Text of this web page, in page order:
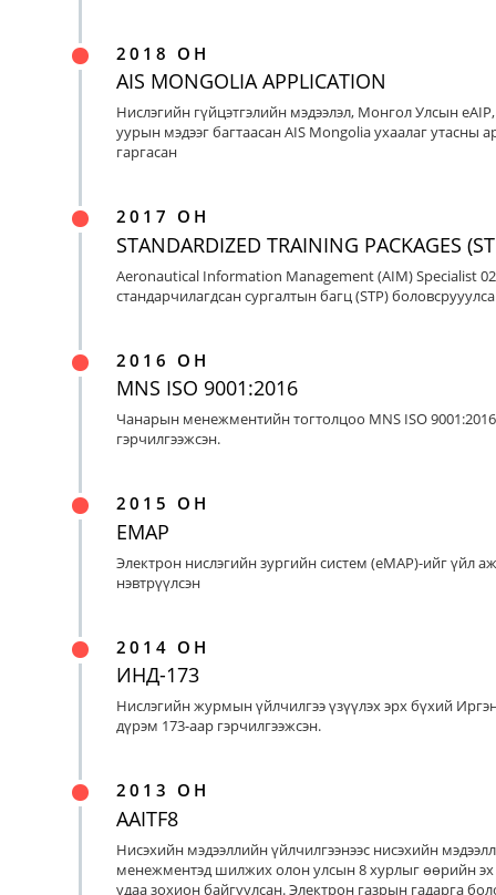
2018 ОН
AIS MONGOLIA APPLICATION
Нислэгийн гүйцэтгэлийн мэдээлэл, Монгол Улсын
уурын мэдээг багтаасан AIS Mongolia ухаалаг утасны
гаргасан
2017 ОН
STANDARDIZED TRAINING PACKAGES
Aeronautical Information Management (AIM) Specialist
стандарчилагдсан сургалтын багц (STP)
2016 ОН
MNS ISO 9001:2016
Чанарын менежментийн тогтолцоо MNS ISO
гэрчилгээжсэн.
2015 ОН
EMAP
Электрон нислэгийн зургийн систем (eMAP)-ийг үйл
нэвтрүүлсэн
2014 ОН
ИНД-173
Нислэгийн журмын үйлчилгээ үзүүлэх эрх бүхий
дүрэм 173-аар гэрчилгээжсэн.
2013 ОН
AAITF8
Нисэхийн мэдээллийн үйлчилгээнээс нисэхийн
менежментэд шилжих олон улсын 8 хурлыг өөрийн
удаа зохион байгуулсан. Электрон газрын гадарга